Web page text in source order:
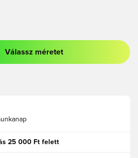
vagy a tagként való
Válassz méretet
25 000 Ft felett